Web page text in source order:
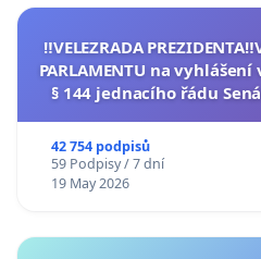
‼️VELEZRADA
PARLAMENTU na
§ 144 jednacího řádu
42 754 podpisů
59 Podpisy / 7 dní
19 May 2026